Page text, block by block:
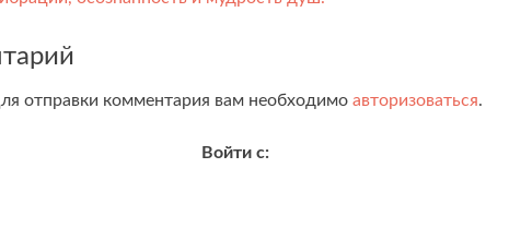
отправки комментария вам необходимо авторизоваться.
Войти с: